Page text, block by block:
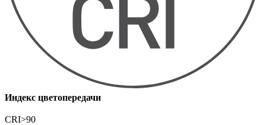
Индекс цветопередачи
CRI>90